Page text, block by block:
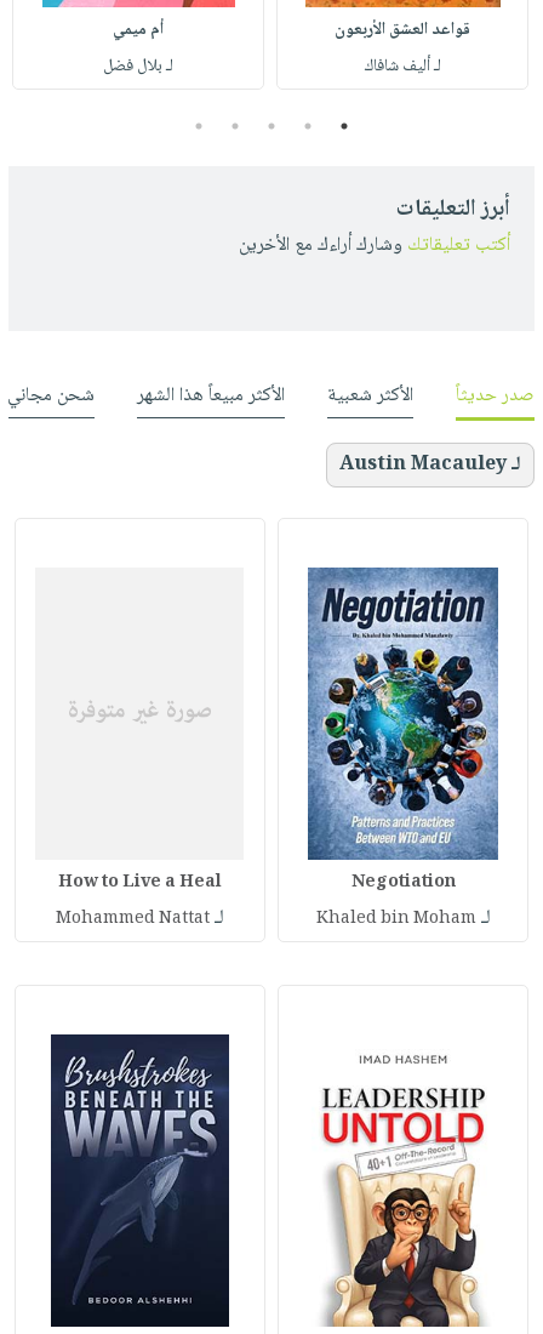
قواعد العشق الأربعون
لـ أليف شافاك
أم ميمي
لـ بلال فضل
1
2
3
4
5
أبرز التعليقات
أكتب تعليقاتك وشارك أراءك مع الأخرين
صدر حديثاً الأكثر شعبية الأكثر مبيعاً هذا الشهر شحن مجاني
لـ Austin Macauley
Negotiation
لـKhaled bin Moham
How to Live a Heal
لـMohammed Nattat